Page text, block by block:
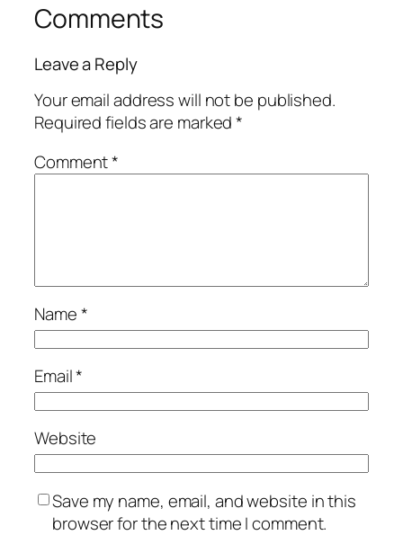
Comments
Leave a Reply
Your email address will not be published.
Required fields are marked*
Comment*
Name*
Email*
Website
Save my name, email, and website in this
browser for the next time I comment.